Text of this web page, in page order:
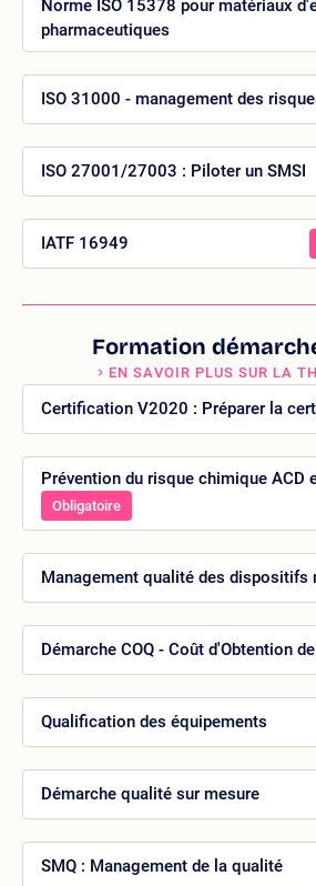
Norme ISO 15378 pour matériaux
pharmaceutiques
ISO 31000 - management des
ISO 27001/27003 : Piloter un SMSI
IATF 16949
Formation
EN SAVOIR PLUS SUR LA
Certification V2020 : Préparer la
Prévention du risque chimique ACD
Obligatoire
Management qualité des dispositifs
Démarche COQ - Coût d'Obtention
Qualification des équipements
Démarche qualité sur mesure
SMQ : Management de la qualité